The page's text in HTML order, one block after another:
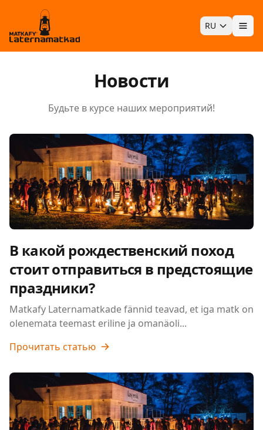
RU
Новости
Будьте в курсе наших мероприятий!
В какой рождественский поход
стоит отправиться в предстоящие
праздники?
Matkafy Laternamatkade fännid teavad, et iga matk on
olenemata teemast eriline ja omanäoli...
Прочитать статью